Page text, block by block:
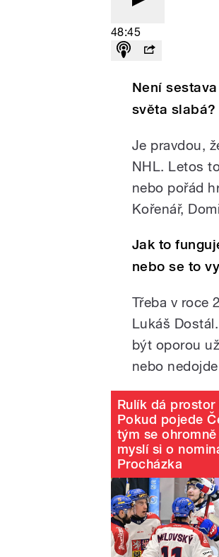
48:45
Není
světa slabá?
Je pravdou,
NHL. Letos
nebo pořád
Kořenář,
Jak to
nebo se to
Třeba v roce
Lukáš
být oporou
nebo
Rulík dá prostor
Pokud pojede
tým se ohromně
myslí si o
Procházka